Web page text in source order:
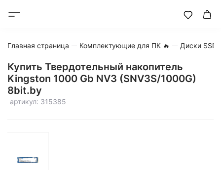
Главная страница Комплектующие для ПК 🔥 Диски SSD
Купить Твердотельный накопитель
Kingston 1000 Gb NV3 (SNV3S/1000G)
8bit.by
артикул: 315385